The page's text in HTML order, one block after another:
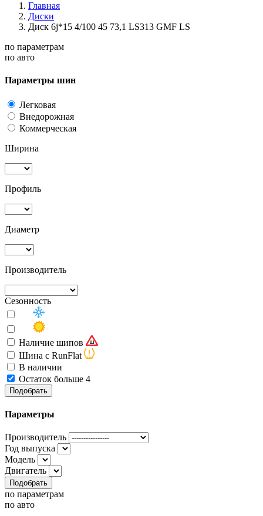
Главная
Диски
Диск 6j*15 4/100 45 73,1 LS313 GMF LS
по параметрам
по авто
Параметры шин
Легковая
Внедорожная
Коммерческая
Ширина
Профиль
Диаметр
Производитель
Сезонность
Наличие шипов
Шина с RunFlat
В наличии
Остаток больше 4
Подобрать
Параметры
Производитель
Год выпуска
Модель
Двигатель
Подобрать
по параметрам
по авто